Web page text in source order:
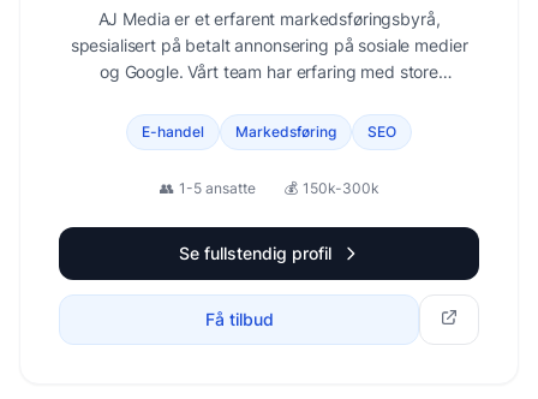
AJ Media er et erfarent markedsføringsbyrå,
spesialisert på betalt annonsering på sosiale medier
og Google. Vårt team har erfaring med store
og Seiko, samt din lokale rørlegger og nyoppstartet
nettbutikker.
E-handel Markedsføring SEO
👥 1-5 ansatte 💰 150k-300k
Se fullstendig profil
Få tilbud